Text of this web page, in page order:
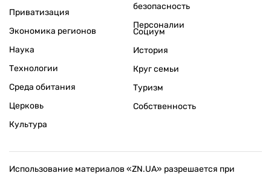
Приватизация
Экономика регионов
безопасность
Персоналии
Наука
Технологии
Среда обитания
Церковь
Культура
Социум
История
Круг семьи
Туризм
Собственность
Использование материалов «ZN.UA» разрешается при